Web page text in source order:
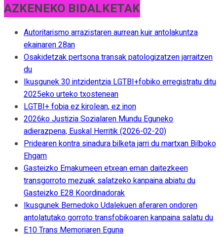
AZKENEKO BIDALKETAK
Autoritarismo arrazistaren aurrean kuir antolakuntza
ekainaren 28an
Osakidetzak pertsona transak patologizatzen jarraitzen
du
Ikusgunek 30 intzidentzia LGTBI+fobiko erregistratu ditu
2025eko urteko txostenean
LGTBI+ fobia ez kirolean, ez inon
2026ko Justizia Sozialaren Mundu Eguneko
adierazpena, Euskal Herritik (2026-02-20)
Pridearen kontra sinadura bilketa jarri du martxan Bilboko
Ehgam
Gasteizko Emakumeen etxean eman daitezkeen
transgorroto mezuak salatzeko kanpaina abiatu du
Gasteizko E28 Koordinadorak
Ikusgunek Bernedoko Udalekuen aferaren ondoren
antolatutako gorroto transfobikoaren kanpaina salatu du
E10 Trans Memoriaren Eguna